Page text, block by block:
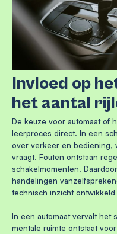
Invloed op
het aantal
De keuze voor automaat of
leerproces direct. In een
over verkeer en bediening,
vraagt. Fouten ontstaan
schakelmomenten.
handelingen
technisch inzicht
In een automaat vervalt het
mentale ruimte ontstaat